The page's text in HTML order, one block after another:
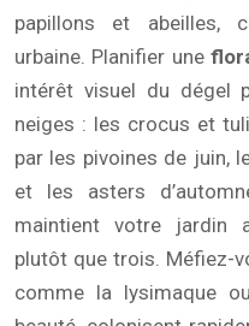
papillons et abeilles,
urbaine. Planifier une
intérêt visuel du dégel
neiges : les crocus et
par les pivoines de juin,
et les asters
maintient votre jardin
plutôt que trois. Méfiez-
comme la lysimaque